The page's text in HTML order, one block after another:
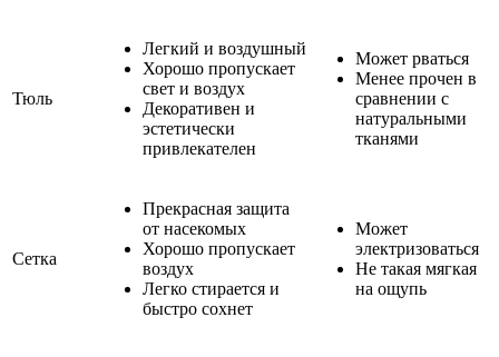
Тюль
Легкий и воздушный
Хорошо пропускает
свет и воздух
Декоративен и
эстетически
привлекателен
Может рваться
Менее прочен в
сравнении с
натуральными
тканями
Сетка
Прекрасная защита
от насекомых
Хорошо пропускает
воздух
Легко стирается и
быстро сохнет
Может
электризоваться
Не такая мягкая
на ощупь